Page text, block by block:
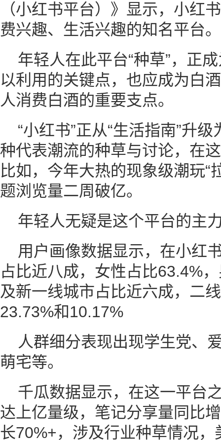
（小红书平台）》显示，小红
费兴趣、生活兴趣的知名平台。
年轻人在此平台“种草”，正
以利用的关键点，也应成为白
人消费白酒的重要支点。
“小红书”正从“生活指南”升
种代表潮流的种草与讨论，在
比如，今年大热的现象级潮玩“
题浏览量二周破亿。
年轻人无疑是这个平台的主
用户画像数据显示，在小红
占比近八成，女性占比63.4%
及新一线城市占比近六成，二
23.73%和10.17%
人群细分表现出现学生党、
萌宅等。
千瓜数据显示，在这一平台
达上亿量级，笔记分享量同比
长70%+，涉及行业种草情况